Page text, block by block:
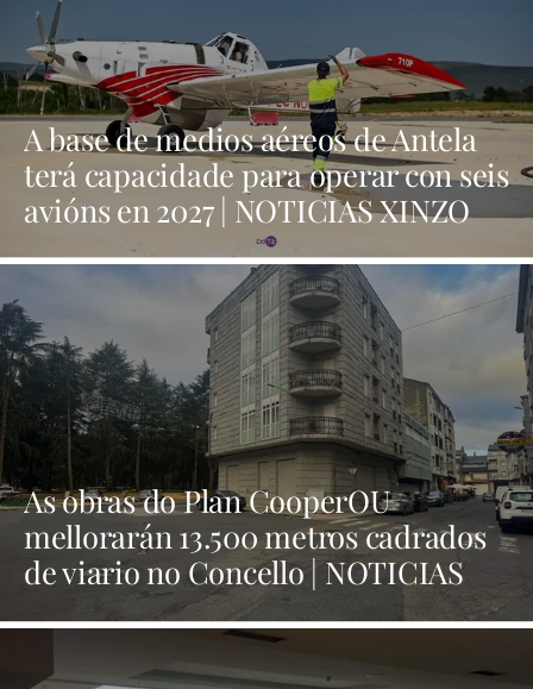
A base de medios aéreos de Antela
terá capacidade para operar con seis
avións en 2027 | NOTICIAS XINZO
As obras do Plan CooperOU
mellorarán 13.500 metros cadrados
de viario no Concello | NOTICIAS